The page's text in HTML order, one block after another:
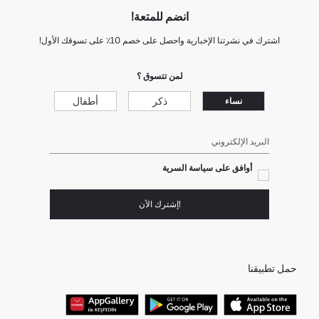
انضم للمتعة!
اشترك في نشرتنا الإخبارية واحصل على خصم 10٪ على تسوقك الأول!
لمن تتسوق ؟
نساء ذكر أطفال
البريد الإلكتروني
أوافق على سياسة السرية
!إشترك الآن
حمل تطبيقنا